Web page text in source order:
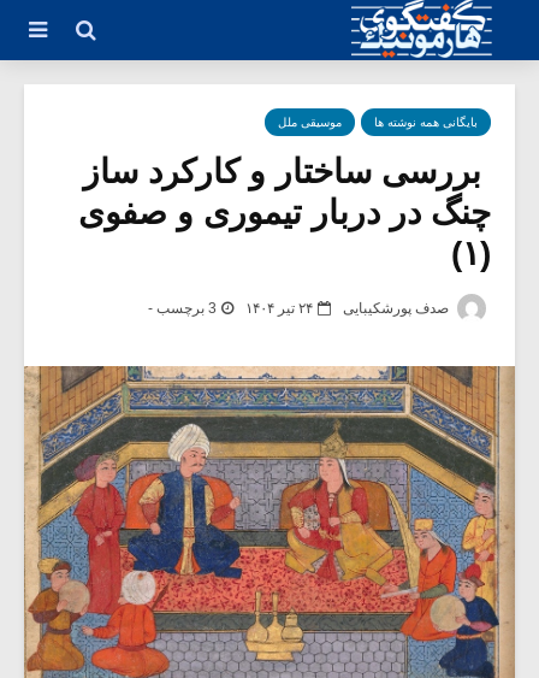
بایگانی همه نوشته ها موسیقی ملل
بررسی ساختار و کارکرد ساز
چنگ در دربار تیموری و صفوی
(۱)
صدف پورشکیبایی ۲۴ تیر ۱۴۰۴ 3 برچسب -